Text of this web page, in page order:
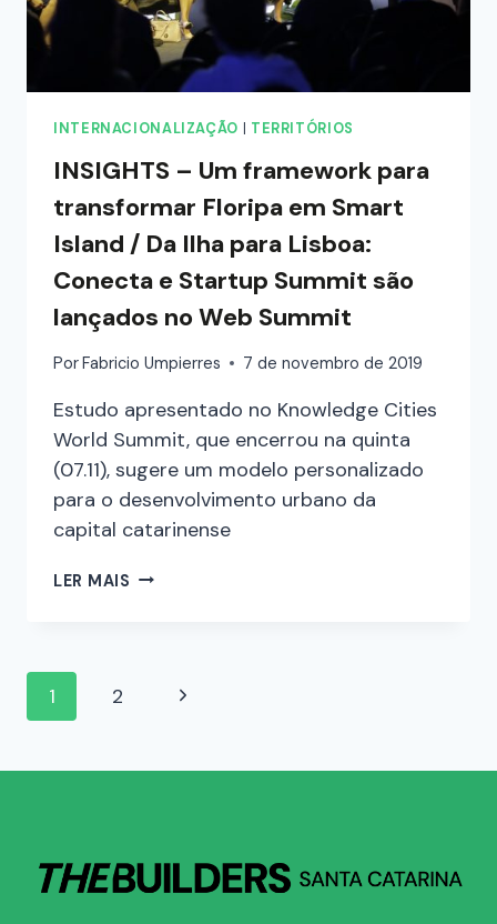
INTERNACIONALIZAÇÃO | TERRITÓRIOS
INSIGHTS – Um framework para
transformar Floripa em Smart
Island / Da Ilha para Lisboa:
Conecta e Startup Summit são
lançados no Web Summit
PorFabricio Umpierres 7 de novembro de 2019
Estudo apresentado no Knowledge Cities
World Summit, que encerrou na quinta
(07.11), sugere um modelo personalizado
para o desenvolvimento urbano da
capital catarinense
LER MAIS
1 2